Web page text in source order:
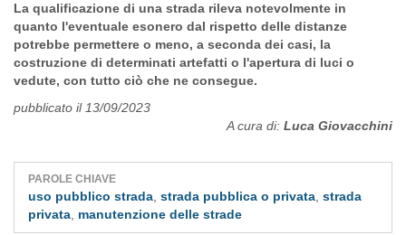
La qualificazione di una strada rileva notevolmente in
quanto l'eventuale esonero dal rispetto delle distanze
potrebbe permettere o meno, a seconda dei casi, la
costruzione di determinati artefatti o l'apertura di luci o
vedute, con tutto ciò che ne consegue.
pubblicato il 13/09/2023
A cura di: Luca Giovacchini
PAROLE CHIAVE
uso pubblico strada strada pubblica o privata strada
privata manutenzione delle strade